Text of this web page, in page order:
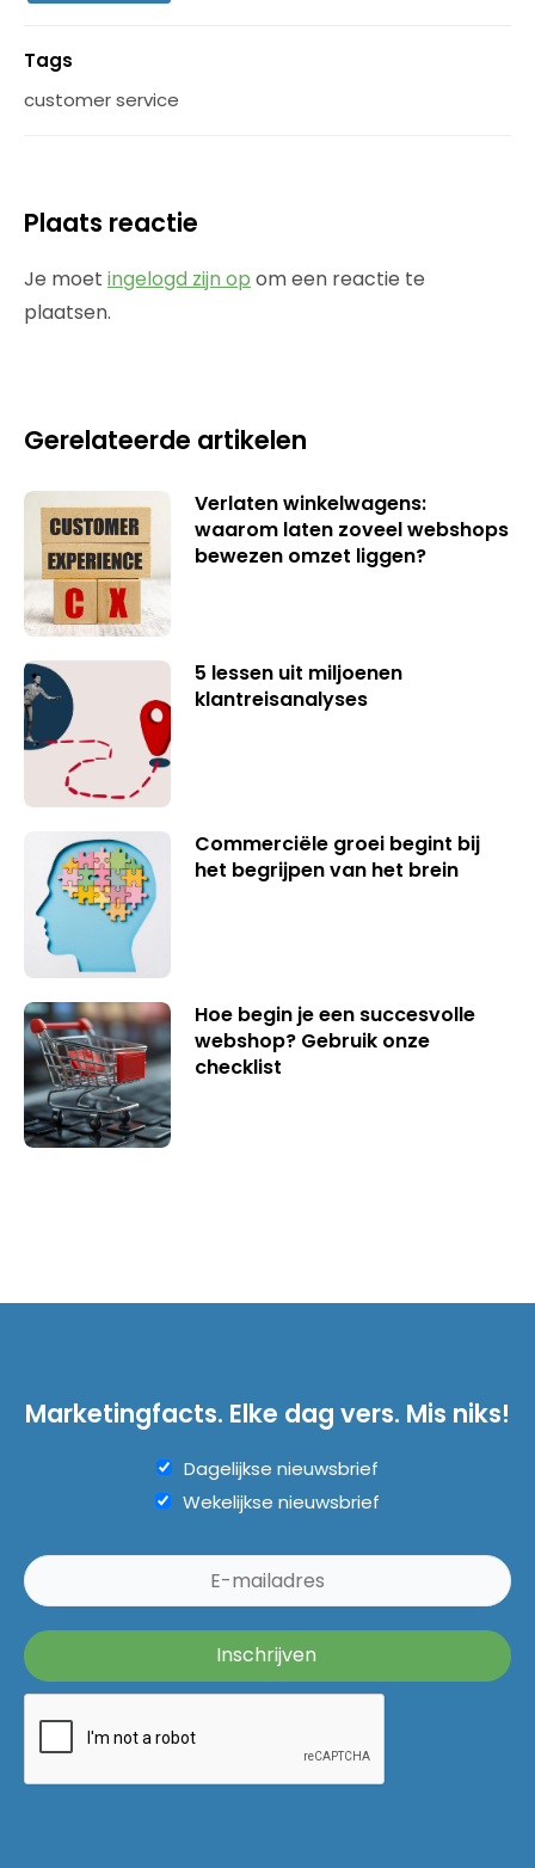
Tags
customer service
Plaats reactie
Je moet ingelogd zijn op om een reactie te
plaatsen.
Gerelateerde artikelen
Verlaten winkelwagens:
waarom laten zoveel webshops
bewezen omzet liggen?
5 lessen uit miljoenen
klantreisanalyses
Commerciële groei begint bij
het begrijpen van het brein
Hoe begin je een succesvolle
webshop? Gebruik onze
checklist
Marketingfacts. Elke dag vers. Mis niks!
Dagelijkse nieuwsbrief
Wekelijkse nieuwsbrief